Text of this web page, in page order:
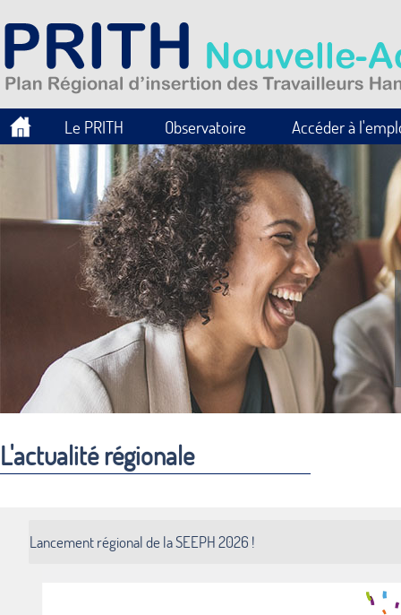
Le PRITH Observatoire Accéder à
L'actualité régionale
Lancement régional de la SEEPH 2026 !